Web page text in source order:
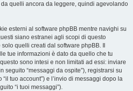
quelli ancora da leggere, quindi agevolando
esterni al software phpBB mentre navighi su
siano estranei agli scopi di questo
quelli creati dal software phpBB. Il
tue informazioni è dato da quello che tu
sono intesi e non limitati ad essi: inviare
seguito “messaggi da ospite”), registrarsi su
“il tuo account”) e l’invio di messaggi dopo la
“i tuoi messaggi”).